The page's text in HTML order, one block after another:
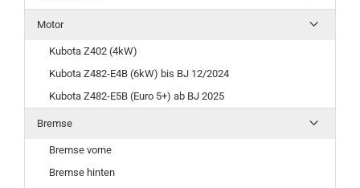
Motor
Kubota Z402 (4kW)
Kubota Z482-E4B (6kW) bis BJ 12/2024
Kubota Z482-E5B (Euro 5+) ab BJ 2025
Bremse
Bremse vorne
Bremse hinten